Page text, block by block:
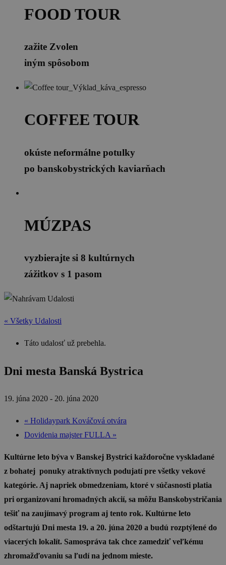
FOOD TOUR
zažite Zvolen
iným spôsobom
COFFEE TOUR
okúste neformálne potulky
po banskobystrických kaviarňach
MÚZPAS
vyzbierajte si 8 kultúrnych
zážitkov s 1 pasom
« Všetky Udalosti
Táto udalosť už prebehla.
Dni mesta Banská Bystrica
19. júna 2020 - 20. júna 2020
« Holidaypark Kováčová otvára
Dovidenia majster FULLA »
Kultúrne leto býva v Banskej Bystrici každoročne vyskladané
z bohatej ponuky atraktívnych podujatí pre všetky vekové
kategórie. Aj napriek obmedzeniam, ktoré v súčasnosti platia
pri organizovaní hromadných akcií, sa môžu Banskobystričania
tešiť na zaujímavý program aj tento rok. Kultúrne leto
odštartujú Dni mesta 19. a 20. júna 2020 a budú rozptýlené do
viacerých lokalít. Samospráva tak chce zamedziť veľkému
zhromažďovaniu sa ľudí na jednom mieste.